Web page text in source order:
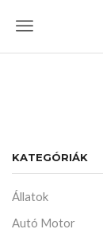
Menu
KATEGÓRIÁK
Állatok
Autó Motor